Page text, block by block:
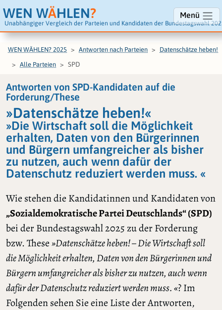
WEN WÄHLEN?
Unabhängiger Vergleich der Parteien und Kandidaten der Bundestagswahl
Menü
WEN WÄHLEN? 2025 Antworten nach Parteien Datenschätze heben!
Alle Parteien SPD
Antworten von SPD-Kandidaten auf die
Forderung/These
»Datenschätze heben!«
»Die Wirtschaft soll die Möglichkeit
erhalten, Daten von den Bürgerinnen
und Bürgern umfangreicher als bisher
zu nutzen, auch wenn dafür der
Datenschutz reduziert werden muss. «
Wie stehen die Kandidatinnen und Kandidaten von
„Sozialdemokratische Partei Deutschlands“ (SPD)
bei der Bundestagswahl 2025 zu der Forderung
bzw. These»Datenschätze heben! – Die Wirtschaft soll
die Möglichkeit erhalten, Daten von den Bürgerinnen und
Bürgern umfangreicher als bisher zu nutzen, auch wenn
dafür der Datenschutz reduziert werden muss. «? Im
Folgenden sehen Sie eine Liste der Antworten,